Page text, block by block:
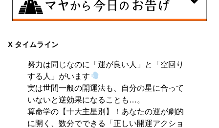
興味のある分野で、熟練を志す日。なんとなくではな
す。
X タイムライン
努力は同じなのに「運が良い人」と「空回り
する人」がいます
実は世間一般の開運法も、自分の星に合って
いないと逆効果になることも…。
算命学の【十大主星別】！あなたの運が劇的
に開く、数分でできる「正しい開運アクショ